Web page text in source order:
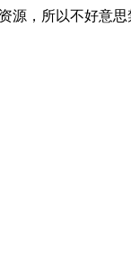
源，所以不好意